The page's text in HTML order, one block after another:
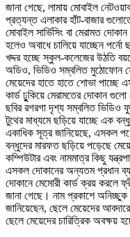
জানা গেছে, লামায় মোবাইল
প্রত্যন্ত এলাকার হাঁট-বাজার
মোবাইল সার্ভিসিং বা মেরামত
হলেও অবাধে চালিয়ে যাচ্ছেন পর্নো
খদ্দর হচ্ছে স্কুল-কলেজের উঠতি
অডিও, ভিডিও সম্বলিত মুঠোফোন
মেয়েদের হাতে হাতে শোভা
কার্ড ঢুুকিয়ে মেরামতের দোকান
ছবির রগরগা দৃশ্য সম্বলিত ভিডিও
টুথের মাধ্যমে ছড়িয়ে যাচ্ছে এক
একাধিক সূত্র জানিয়েছে, এসকল
বন্ধুদের মারফত ছড়িয়ে পড়েছে
কম্পিউটার এবং নামমাত্র কিছু
এসকল দোকানের অন্যতম প্রধান
দোকানে মেমোরী কার্ড ক্রয় করলে
জানা গেছে। নাম প্রকাশে
জানিয়েছেন, ছেলে মেয়েদের
ছেলে মেয়েদের চারিত্রিক অবক্ষয়